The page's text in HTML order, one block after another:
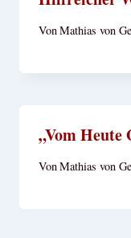
VonMathias von
„Vom Heute
VonMathias von